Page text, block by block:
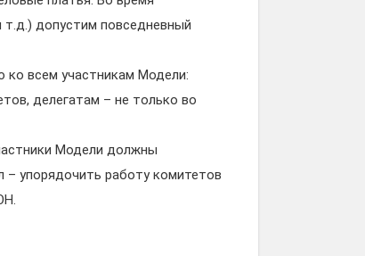
т.д.) допустим повседневный
всем участникам Модели:
делегатам – не только во
Модели должны
– упорядочить работу комитетов